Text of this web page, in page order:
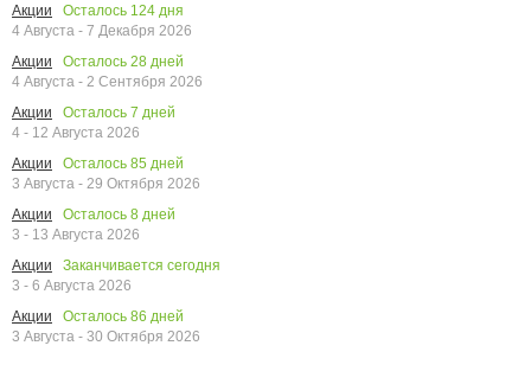
Акции
Осталось 124 дня
4 Августа - 7 Декабря 2026
Акции
Осталось 28 дней
4 Августа - 2 Сентября 2026
Акции
Осталось 7 дней
4 - 12 Августа 2026
Акции
Осталось 85 дней
3 Августа - 29 Октября 2026
Акции
Осталось 8 дней
3 - 13 Августа 2026
Акции
Заканчивается сегодня
3 - 6 Августа 2026
Акции
Осталось 86 дней
3 Августа - 30 Октября 2026